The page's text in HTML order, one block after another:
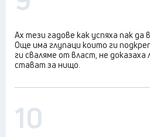
Ах тези гадове как успяха пак
Още има глупаци които ги
ги сваляме от власт, не доказаха
стават за нищо.
10